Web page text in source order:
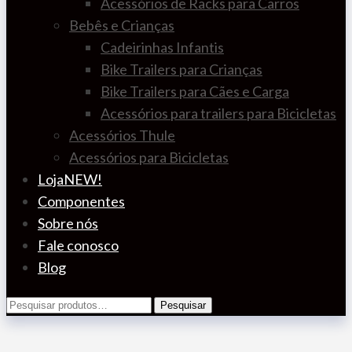
Bebês e Crianças
Cadeirinhas Infantis
Bike Trailers para Crianças
Bike Trailers para Cães e Carga
Acessórios para trailers para Bicicletas
Acessórios Thule
Acessórios para Bicicletas
LojaNEW!
Componentes
Sobre nós
Fale conosco
Blog
Pesquisar
por:
Pesquisar